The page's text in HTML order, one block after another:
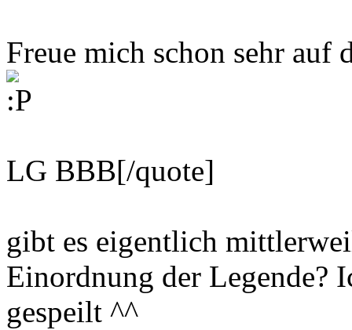
Freue mich schon sehr auf
LG BBB[/quote]
gibt es eigentlich
Einordnung der Legende?
gespeilt ^^